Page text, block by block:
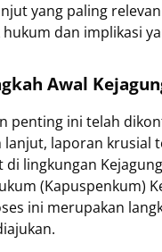
yang paling
dan implikasi
Awal
penting ini telah
lanjut, laporan krusial
lingkungan
(Kapuspenkum)
ini merupakan